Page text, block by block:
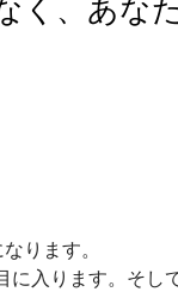
、あな
ります。
に入ります。そし